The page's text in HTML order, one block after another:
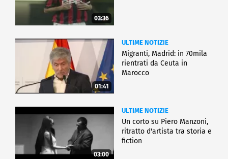
03:36
01:41
ULTIME NOTIZIE
Migranti, Madrid: in 70mila
rientrati da Ceuta in
Marocco
03:00
ULTIME NOTIZIE
Un corto su Piero Manzoni,
ritratto d'artista tra storia e
fiction